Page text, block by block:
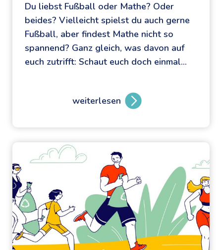
Du liebst Fußball oder Mathe? Oder
beides? Vielleicht spielst du auch gerne
Fußball, aber findest Mathe nicht so
spannend? Ganz gleich, was davon auf
euch zutrifft: Schaut euch doch einmal…
weiterlesen
K
b
e
l
n
,
D
r
i